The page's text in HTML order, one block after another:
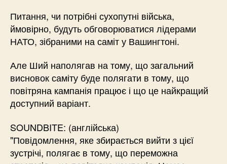
Питання, чи потрібні сухопутні війська,
ймовірно, будуть обговорюватися лідерами
НАТО, зібраними на саміт у Вашингтоні.
Але Ший наполягав на тому, що загальний
висновок саміту буде полягати в тому, що
повітряна кампанія працює і що це найкращий
доступний варіант.
SOUNDBITE: (англійська)
"Повідомлення, яке збирається вийти з цієї
зустрічі, полягає в тому, що переможна